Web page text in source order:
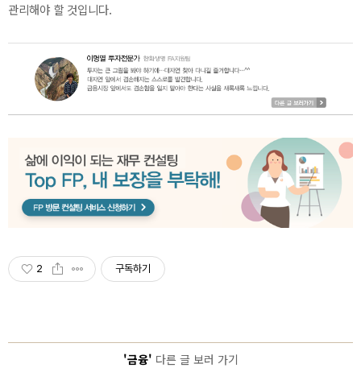
관리해야 할 것입니다.
2 구독하기
'금융' 다른 글 보러 가기